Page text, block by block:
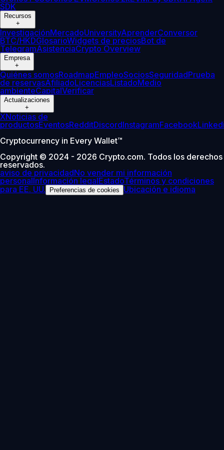
SDK
Recursos
+
InvestigaciónMercadoUniversityAprenderConversor
BTC/HKDGlosarioWidgets de preciosBot de
TelegramAsistenciaCrypto Overview
Empresa
+
Quiénes somosRoadmapEmpleoSociosSeguridadPrueba
de reservasAfiliadoLicenciasListadoMedio
ambienteCapitalVerificar
Actualizaciones
+
XNoticias de
productosEventosRedditDiscordInstagramFacebook
Cryptocurrency in Every Wallet™
Copyright © 2024 - 2026 Crypto.com. Todos los derechos
reservados.
aviso de privacidadNo vender mi información
personalInformación legalEstadoTérminos y condiciones
para EE. UU.
Preferencias de cookies Ubicación e idioma